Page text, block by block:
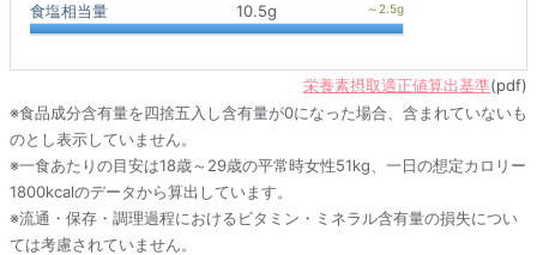
食塩相当量 10.5g
栄養素摂取適正値算出基準(pdf)
※食品成分含有量を四捨五入し含有量が0になった場合、含まれていないも
のとし表示していません。
※一食あたりの目安は18歳～29歳の平常時女性51kg、一日の想定カロリー
1800kcalのデータから算出しています。
※流通・保存・調理過程におけるビタミン・ミネラル含有量の損失につい
ては考慮されていません。